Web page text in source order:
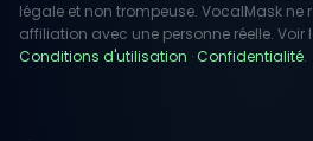
légale et non trompeuse. VocalMask ne
affiliation avec une personne réelle.
Conditions d'utilisation ·Confidentialité.